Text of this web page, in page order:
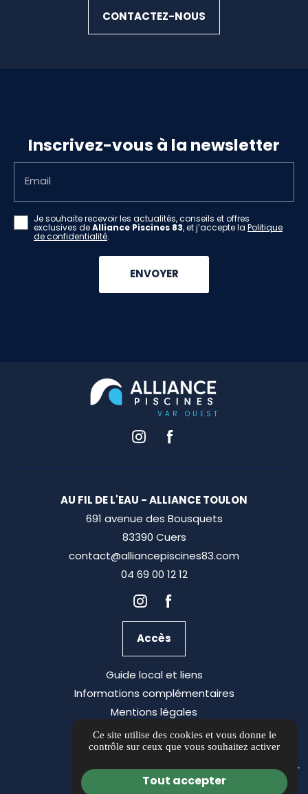
CONTACTEZ-NOUS
Inscrivez-vous à la newsletter
Email
Je souhaite recevoir les actualités, conseils et offres
exclusives deAlliance Piscines 83, et j’accepte la Politique
de confidentialité.
AU FIL DE L'EAU - ALLIANCE TOULON
691 avenue des Bousquets
83390 Cuers
contact@alliancepiscines83.com
04 69 00 12 12
Accès
Guide local et liens
Informations complémentaires
Mentions légales
Politique de confidentialité
Gestion des cookies
Ce site utilise des cookies et vous donne le
contrôle sur ceux que vous souhaitez activer
Tout accepter